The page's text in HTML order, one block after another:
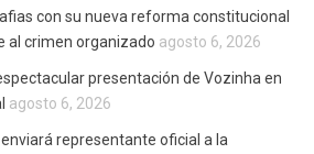
con su nueva reforma constitucional
al crimen organizado agosto 6, 2026
presentación de Vozinha en
agosto 6, 2026
enviará representante oficial a la